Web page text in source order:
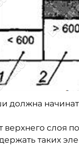
должна
слоя
таких